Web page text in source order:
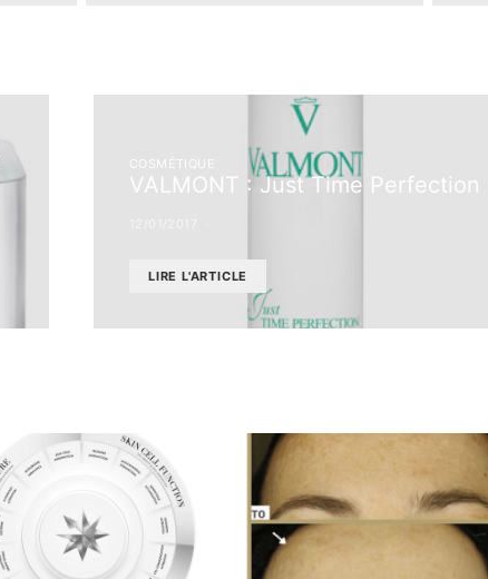
COSMÉTIQUE
VALMONT : Just Time Perfection
LIRE L'ARTICLE